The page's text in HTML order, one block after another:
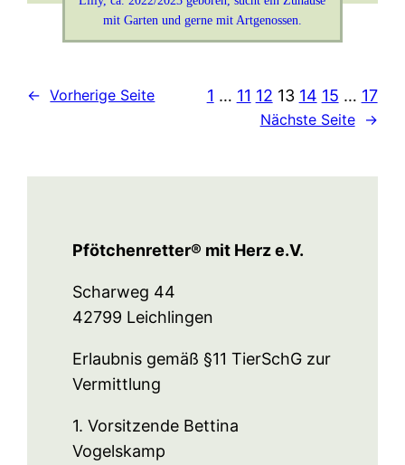
mit Garten und gerne mit Artgenossen.
← Vorherige Seite 1 … 11 12 13 14 15 … 17
Nächste Seite →
Pfötchenretter® mit Herz e.V.
Scharweg 44
42799 Leichlingen
Erlaubnis gemäß §11 TierSchG zur
Vermittlung
1. Vorsitzende Bettina
Vogelskamp